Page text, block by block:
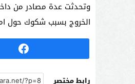
وتحدثت عدة مصادر من
الخروج بسبب شكوك حول
رابط مختصر